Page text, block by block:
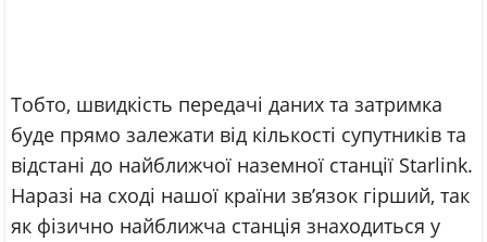
Тобто, швидкість передачі даних та затримка
буде прямо залежати від кількості супутників та
відстані до найближчої наземної станції Starlink.
Наразі на сході нашої країни зв’язок гірший, так
як фізично найближча станція знаходиться у